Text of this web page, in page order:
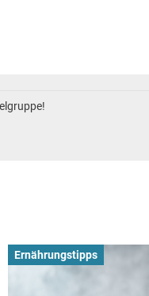
Ernährungstipps